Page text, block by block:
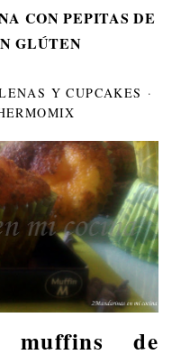
CON PEPITAS DE
GLÚTEN
Y CUPCAKES ·
muffins de